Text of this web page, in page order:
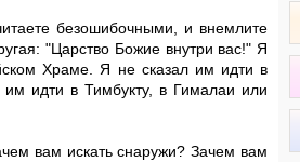
безошибочными, и внемлите
"Царство Божие внутри вас!" Я
Храме. Я не сказал им идти в
идти в Тимбукту, в Гималаи или
вам искать снаружи? Зачем вам